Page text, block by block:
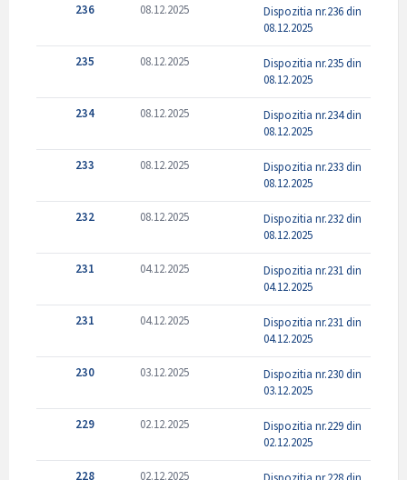
236 08.12.2025
Dispozitia nr.236 din
08.12.2025
235 08.12.2025
Dispozitia nr.235 din
08.12.2025
234 08.12.2025
Dispozitia nr.234 din
08.12.2025
233 08.12.2025
Dispozitia nr.233 din
08.12.2025
232 08.12.2025
Dispozitia nr.232 din
08.12.2025
231 04.12.2025
Dispozitia nr.231 din
04.12.2025
231 04.12.2025
Dispozitia nr.231 din
04.12.2025
230 03.12.2025
Dispozitia nr.230 din
03.12.2025
229 02.12.2025
Dispozitia nr.229 din
02.12.2025
228 02.12.2025